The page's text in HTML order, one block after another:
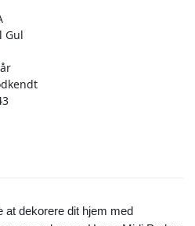
Gul
at dekorere dit hjem med